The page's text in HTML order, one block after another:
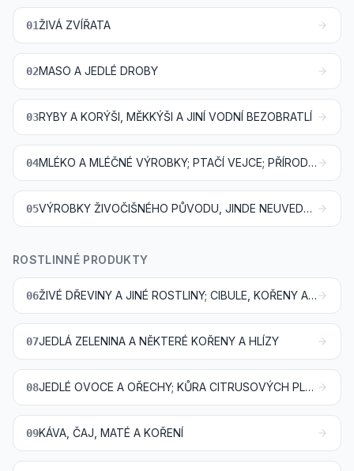
01ŽIVÁ ZVÍŘATA
02MASO A JEDLÉ DROBY
03RYBY A KORÝŠI, MĚKKÝŠI A JINÍ VODNÍ BEZOBRATLÍ
04 MLÉKO A MLÉČNÉ VÝROBKY; PTAČÍ VEJCE; PŘÍRODNÍ MED; JEDLÉ PRODUKTY ŽIVOČIŠNÉHO PŮVODU, JINDE NEUVEDENÉ ANI NEZAHRNUTÉ
05 VÝROBKY ŽIVOČIŠNÉHO PŮVODU, JINDE NEUVEDENÉ ANI NEZAHRNUTÉ
ROSTLINNÉ PRODUKTY
06 ŽIVÉ DŘEVINY A JINÉ ROSTLINY; CIBULE, KOŘENY A PODOBNÉ; ŘEZANÉ KVĚTINY A OKRASNÁ ZELEŇ
07JEDLÁ ZELENINA A NĚKTERÉ KOŘENY A HLÍZY
08 JEDLÉ OVOCE A OŘECHY; KŮRA CITRUSOVÝCH PLODŮ NEBO MELOUNŮ
09KÁVA, ČAJ, MATÉ A KOŘENÍ